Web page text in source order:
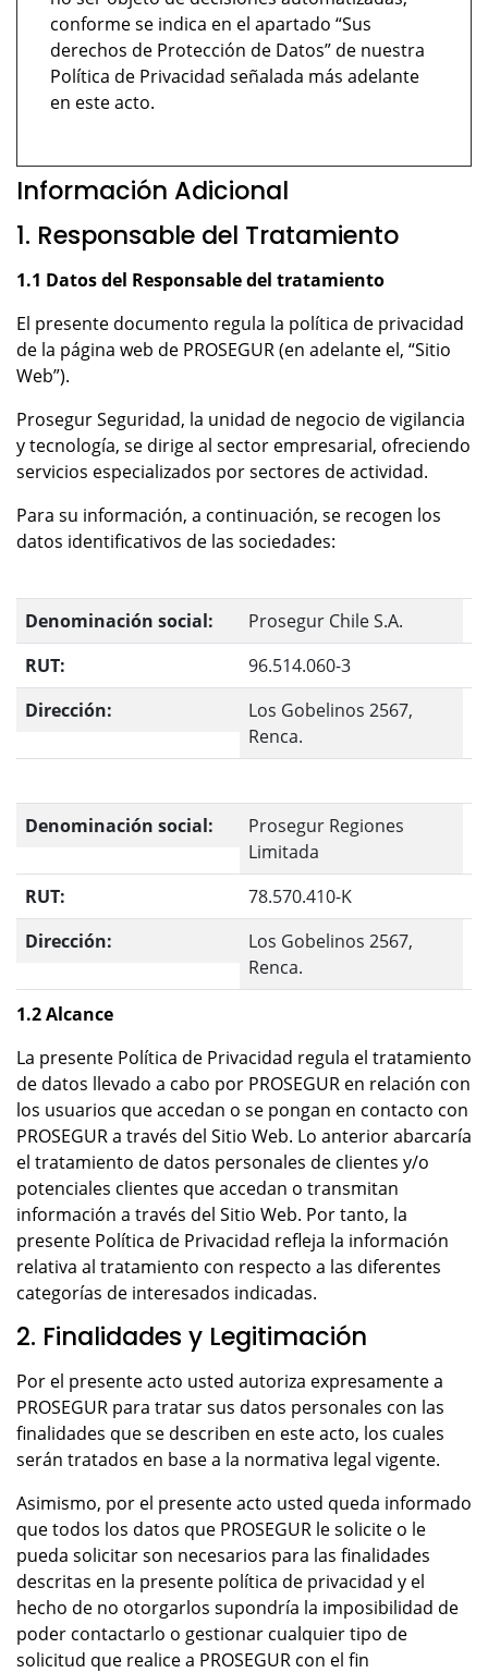
conforme se indica en el apartado “Sus
derechos de Protección de Datos” de nuestra
Política de Privacidad señalada más adelante
en este acto.
Información Adicional
1. Responsable del Tratamiento
1.1 Datos del Responsable del tratamiento
El presente documento regula la política de privacidad
de la página web de PROSEGUR (en adelante el, “Sitio
Web”).
Prosegur Seguridad, la unidad de negocio de vigilancia
y tecnología, se dirige al sector empresarial, ofreciendo
servicios especializados por sectores de actividad.
Para su información, a continuación, se recogen los
datos identificativos de las sociedades:
Denominación social:
Prosegur Chile S.A.
RUT:
96.514.060-3
Dirección:
Los Gobelinos 2567,
Renca.
Denominación social:
Prosegur Regiones
Limitada
RUT:
78.570.410-K
Dirección:
Los Gobelinos 2567,
Renca.
1.2 Alcance
La presente Política de Privacidad regula el tratamiento
de datos llevado a cabo por PROSEGUR en relación con
los usuarios que accedan o se pongan en contacto con
PROSEGUR a través del Sitio Web. Lo anterior abarcaría
el tratamiento de datos personales de clientes y/o
potenciales clientes que accedan o transmitan
información a través del Sitio Web. Por tanto, la
presente Política de Privacidad refleja la información
relativa al tratamiento con respecto a las diferentes
categorías de interesados indicadas.
2. Finalidades y Legitimación
Por el presente acto usted autoriza expresamente a
PROSEGUR para tratar sus datos personales con las
finalidades que se describen en este acto, los cuales
serán tratados en base a la normativa legal vigente.
Asimismo, por el presente acto usted queda informado
que todos los datos que PROSEGUR le solicite o le
pueda solicitar son necesarios para las finalidades
descritas en la presente política de privacidad y el
hecho de no otorgarlos supondría la imposibilidad de
poder contactarlo o gestionar cualquier tipo de
solicitud que realice a PROSEGUR con el fin